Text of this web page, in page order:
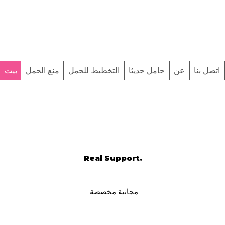
بيت منع الحمل التخطيط للحمل حامل حديثا عن اتصل بنا
مجانية مخصصة
Real Support.